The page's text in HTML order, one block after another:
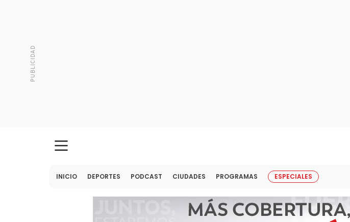
INICIO DEPORTES PODCAST CIUDADES PROGRAMAS ESPECIALES